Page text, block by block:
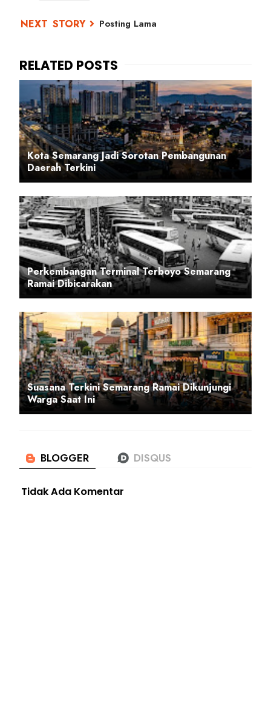
Posting Lama
Kota Semarang Jadi Sorotan Pembangunan
Daerah Terkini
Perkembangan Terminal Terboyo Semarang
Ramai Dibicarakan
Suasana Terkini Semarang Ramai Dikunjungi
Warga Saat Ini
Tidak Ada Komentar